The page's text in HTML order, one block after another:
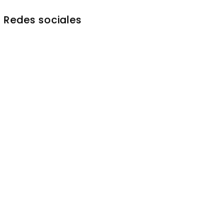
Redes sociales